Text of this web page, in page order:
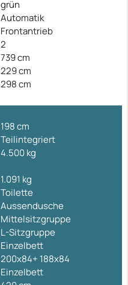
grün
Automatik
Frontantrieb
2
739 cm
229 cm
298 cm
198 cm
Teilintegriert
4.500 kg
1.091 kg
Toilette
Aussendusche
Mittelsitzgruppe
L-Sitzgruppe
Einzelbett
200x84+ 188x84
Einzelbett